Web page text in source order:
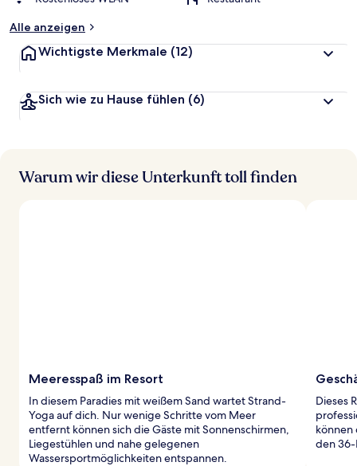
Alle anzeigen
Wichtigste Merkmale (12)
Sich wie zu Hause fühlen (6)
Warum wir diese Unterkunft toll finden
Meeresspaß im Resort
In diesem Paradies mit weißem Sand wartet Strand-
Yoga auf dich. Nur wenige Schritte vom Meer
entfernt können sich die Gäste mit Sonnenschirmen,
Liegestühlen und nahe gelegenen
Wassersportmöglichkeiten entspannen.
Dieses
können
den